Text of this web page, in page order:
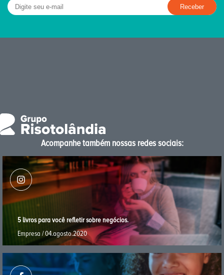
Acompanhe também nossas redes sociais:
5 livros para você reﬂetir sobre negócios.
Empresa / 04.agosto.2020